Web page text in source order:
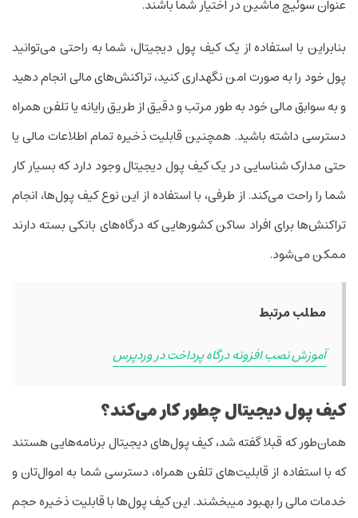
عنوان سوئیچ ماشین در اختیار شما باشند.
بنابراین با استفاده از یک کیف پول دیجیتال، شما به راحتی می­‌توانید
پول خود را به صورت امن نگه­داری کنید، تراکنش­‌های مالی انجام دهید
و به سوابق مالی خود به طور مرتب و دقیق از طریق رایانه یا تلفن همراه
دسترسی داشته باشید. همچنین قابلیت ذخیره تمام اطلاعات مالی یا
حتی مدارک شناسایی در یک کیف پول دیجیتال وجود دارد که بسیار کار
شما را راحت می­‌کند. از طرفی، با استفاده از این نوع کیف ­پول‌ها، انجام
تراکنش­‌ها برای افراد ساکن کشورهایی که درگاه‌­های بانکی بسته دارند
ممکن می‌­شود.
مطلب مرتبط
آموزش نصب افزونه درگاه پرداخت در وردپرس
کیف پول دیجیتال چطور کار می­‌کند؟
همان‌طور که قبلا گفته شد، کیف پول‌های دیجیتال برنامه‌­هایی هستند
که با استفاده از قابلیت‌های تلفن همراه، دسترسی شما به اموال‌تان و
خدمات مالی را بهبود می­بخشند. این کیف پول‌ها با قابلیت ذخیره حجم